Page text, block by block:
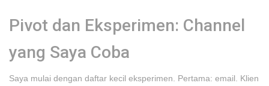
Pivot dan Eksperimen: Channel
yang Saya Coba
Saya mulai dengan daftar kecil eksperimen. Pertama: email. Klien